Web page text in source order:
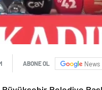
ABONE OL News